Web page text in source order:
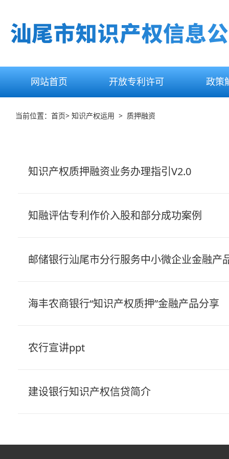
汕尾市知识产权信息公共服务平台
网站首页 开放专利许可 政策
当前位置： 首页> 知识产权运用 > 质押融资
知识产权质押融资业务办理指引V2.0
知融评估专利作价入股和部分成功案例
邮储银行汕尾市分行服务中小微企业金融产
海丰农商银行“知识产权质押”金融产品分享
农行宣讲ppt
建设银行知识产权信贷简介